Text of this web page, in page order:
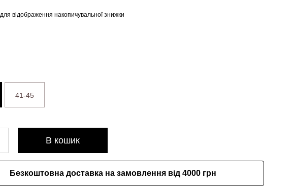
для відображення накопичувальної знижки
41-45
В кошик
Безкоштовна доставка на замовлення від 4000 грн